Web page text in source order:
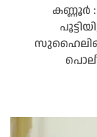
കണ്ണൂർ :